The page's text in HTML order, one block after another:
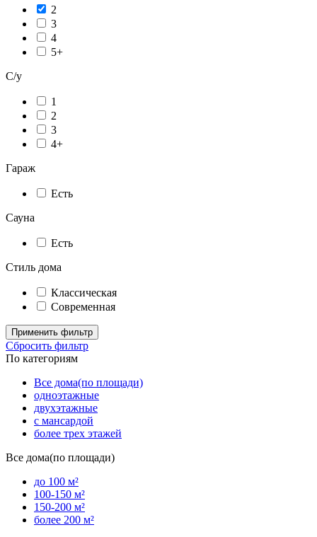
2
3
4
5+
С/у
1
2
3
4+
Гараж
Есть
Сауна
Есть
Стиль дома
Классическая
Современная
Применить фильтр
Сбросить фильтр
По категориям
Все дома(по площади)
одноэтажные
двухэтажные
с мансардой
более трех этажей
Все дома(по площади)
до 100 м²
100-150 м²
150-200 м²
более 200 м²